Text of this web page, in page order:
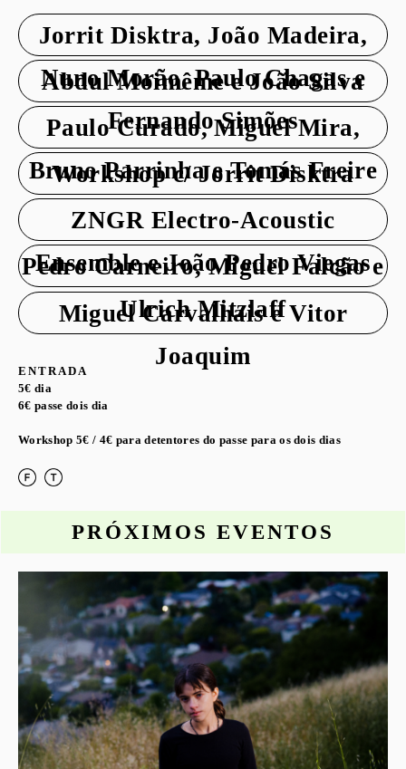
Jorrit Disktra, João Madeira,
Nuno Morão, Paulo Chagas e
Fernando Simões
Abdul Moimême e João Silva
Paulo Curado, Miguel Mira,
Bruno Parrinha e Tomás Freire
Workshop c/ Jorrit Disktra
ZNGR Electro-Acoustic
Ensemble e João Pedro Viegas
Pedro Carneiro, Miguel Falcão e
Ulrich Mitzlaff
Miguel Carvalhais e Vitor
Joaquim
ENTRADA
5€ dia
6€ passe dois dia
Workshop 5€ / 4€ para detentores do passe para os dois dias
PRÓXIMOS EVENTOS